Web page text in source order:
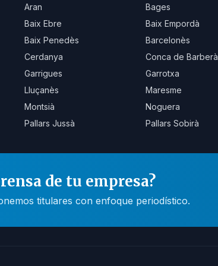
Aran
Bages
Baix Ebre
Baix Empordà
Baix Penedès
Barcelonès
Cerdanya
Conca de Barberà
Garrigues
Garrotxa
Lluçanès
Maresme
Montsià
Noguera
Pallars Jussà
Pallars Sobirà
de tu empresa?
titulares con enfoque periodístico.